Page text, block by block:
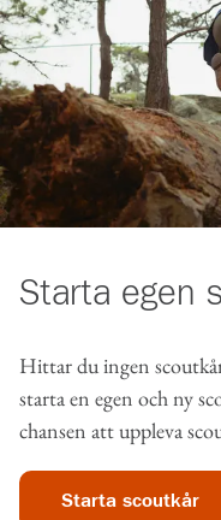
Starta egen
Hittar du ingen
starta en egen och ny
chansen att uppleva
Starta scoutkår